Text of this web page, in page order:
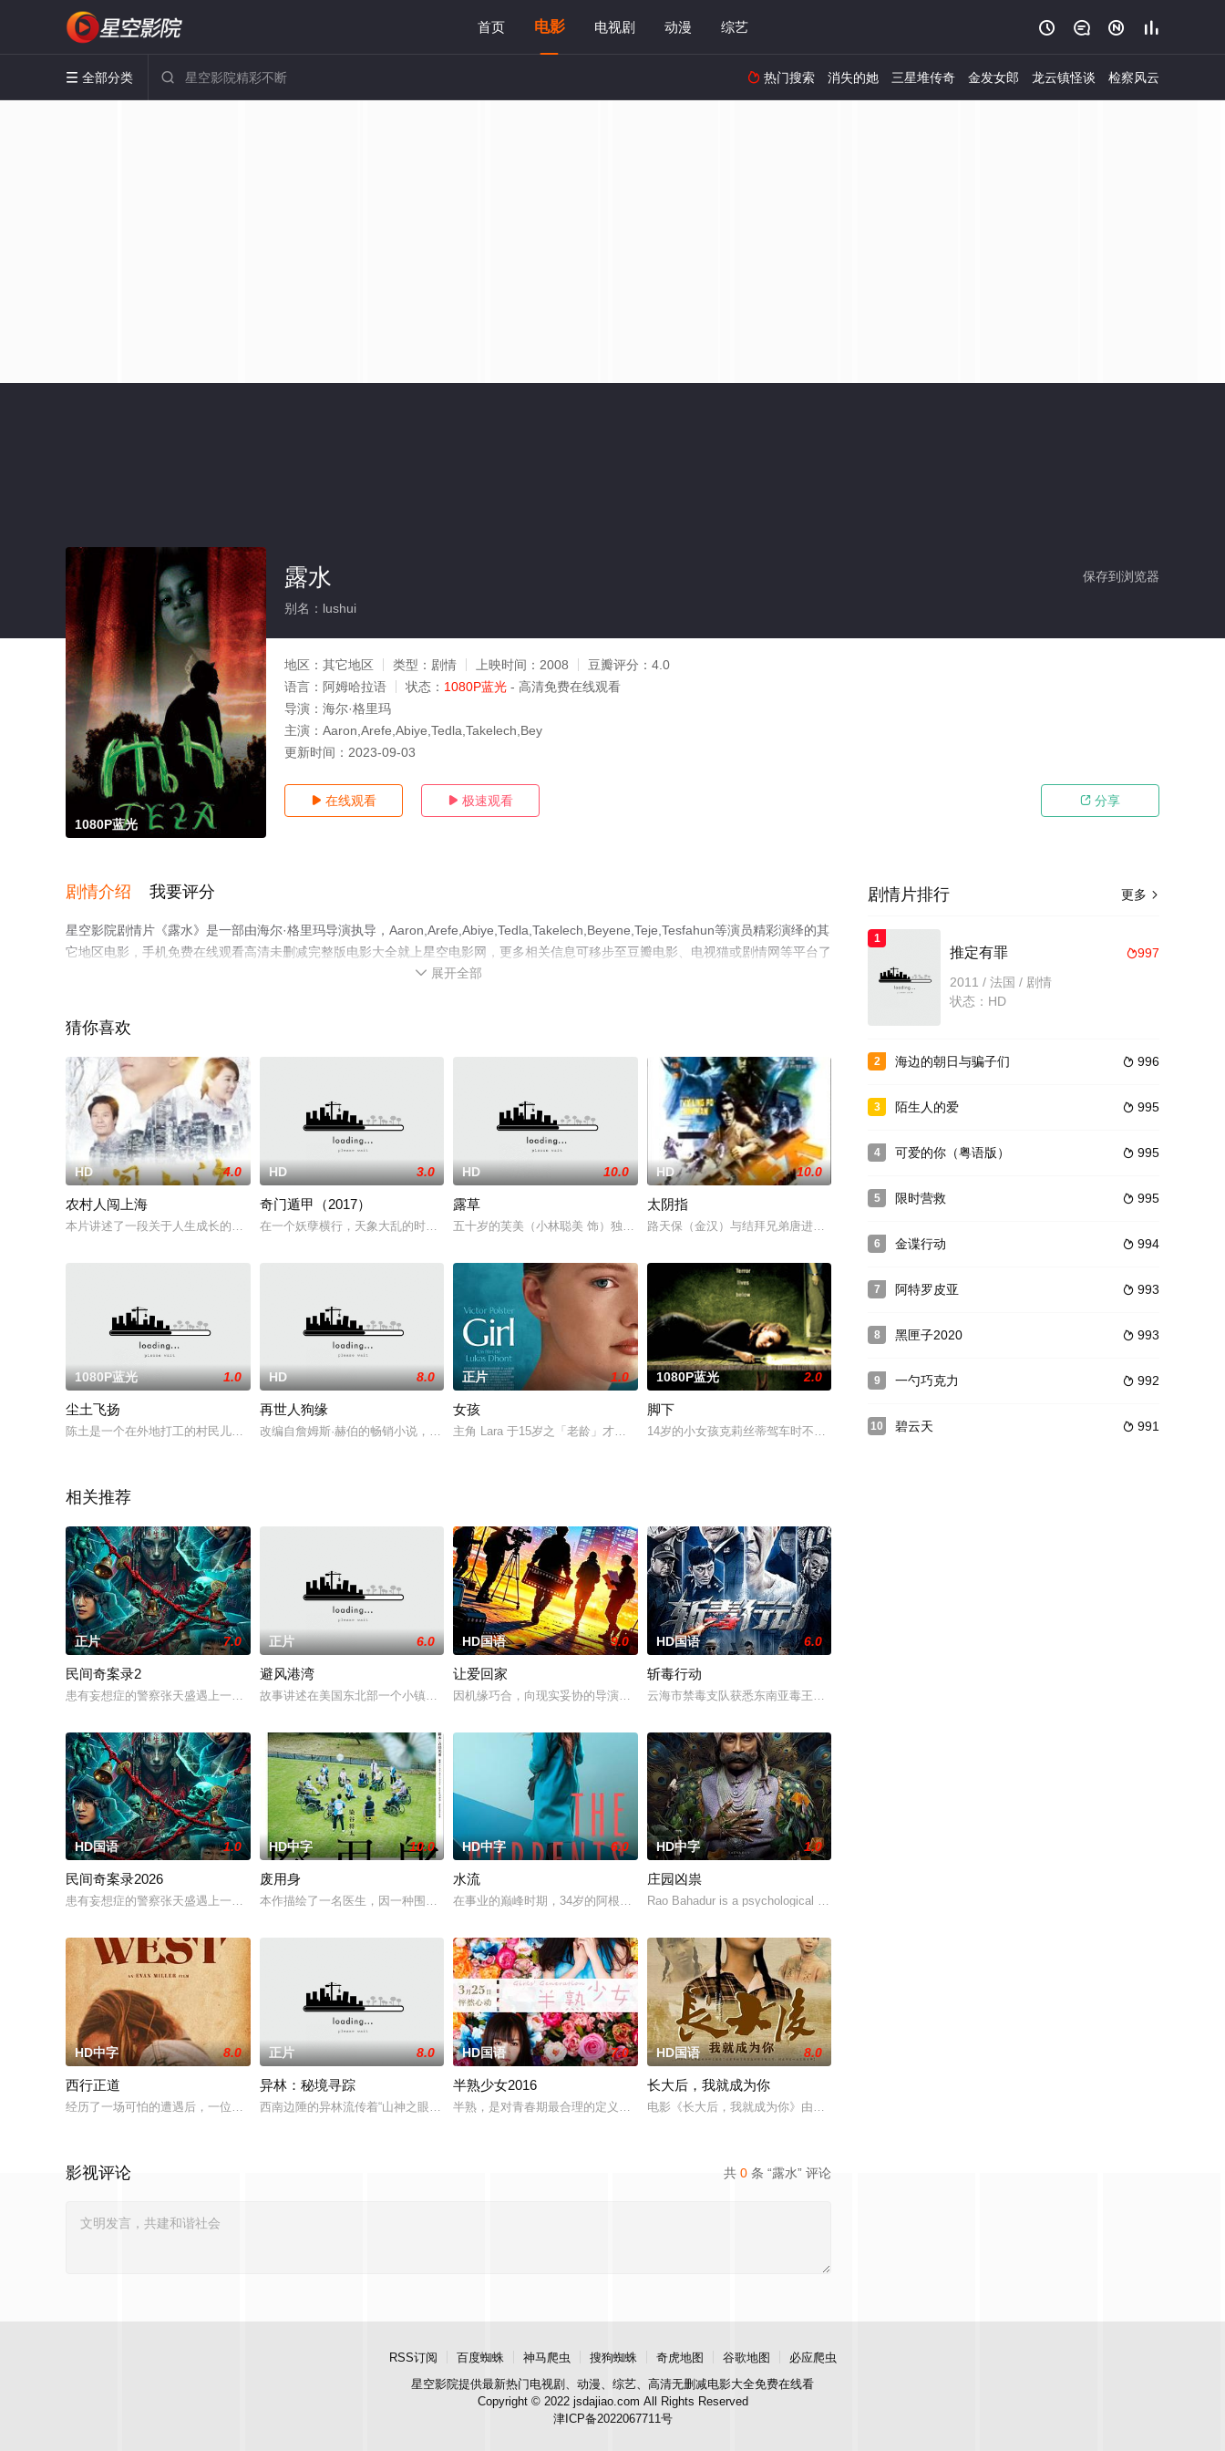
首页 电影 电视剧 动漫 综艺    
 全部分类   热门搜索 消失的她 三星堆传奇 金发女郎 龙云镇怪谈 检察风云
1080P蓝光
保存到浏览器
露水
别名：lushui
地区： 其它地区 类型： 剧情 上映时间： 2008 豆瓣评分： 4.0
语言： 阿姆哈拉语 状态： 1080P蓝光 - 高清免费在线观看
导演： 海尔·格里玛
主演： Aaron,Arefe,Abiye,Tedla,Takelech,Bey
更新时间： 2023-09-03
 在线观看  极速观看  分享
剧情介绍 我要评分
星空影院剧情片《露水》是一部由海尔·格里玛导演执导，Aaron,Arefe,Abiye,Tedla,Takelech,Beyene,Teje,Tesfahun等演员精彩演绎的其
它地区电影，手机免费在线观看高清未删减完整版电影大全就上星空电影网，更多相关信息可移步至豆瓣电影、电视猫或剧情网等平台了
 展开全部
猜你喜欢
HD 4.0
农村人闯上海
本片讲述了一段关于人生成长的创业故事，主人公小强出生在偏僻的农村，幼年时母亲不幸遭遇车祸离世，一家人生活十分艰辛，但是幸得奶
HD 3.0
奇门遁甲（2017）
在一个妖孽横行，天象大乱的时代，外星妖物侵袭而来。此时江湖上精通“奇门遁甲”之术的神秘组织“雾隐门”挺身而出，其首领老大、弟
HD 10.0
露草
五十岁的芙美（小林聪美 饰）独自住在滨海小镇，每天过着规律的生活，一早先来个健康操，中午和同事们坐在堤岸吹着海风共进午餐，下
HD 10.0
太阴指
路天保（金汉）与结拜兄弟唐进雄（洪性中）、朱剑（陈凤镇）退出江湖后，一日巧遇四抬棺行尸人，搏斗间
1080P蓝光 1.0
尘土飞扬
陈土是一个在外地打工的村民儿子在村内割腕自杀未遂，却因此让陈土发现了自己和儿子血型不匹配，懦弱的陈土不知所措。自我斗争后的陈
HD 8.0
再世人狗缘
改编自詹姆斯·赫伯的畅销小说，描写马修·莫迪恩饰演的住家男人在一次神秘的车祸意外中不明不白地被杀，乃化身在一支小名为弗卢克的
正片 1.0
女孩
主角 Lara 于15岁之「老龄」才加入芭蕾舞班。由于较其他女孩迟起步，她每日下尽苦功，甚至练到脚尖破皮流血亦不肯歇息。La
1080P蓝光 2.0
脚下
14岁的小女孩克莉丝蒂驾车时不慎造成一场严重的车祸，她的精神受到严重刺激，而坐在旁边的姐姐维妮莎也
相关推荐
正片 7.0
民间奇案录2
患有妄想症的警察张天盛遇上一起离奇的神像杀人事件，勘案过程中，牵引出“婴胎报仇”，“娘娘索命”等一连串妖异事件，张天盛虽被种
正片 6.0
避风港湾
故事讲述在美国东北部一个小镇的农场，一个怀抱音乐理想的男孩，在追求爱情与理想的道路上历经的艰辛。男主人公曾被迫接受性向矫正治
HD国语 9.0
让爱回家
因机缘巧合，向现实妥协的导演朱达仁萌生拍一部《河南人在北京》电影的念头，在说服主编姚松、老乡韩战、二房东杨小强加入后，一路曲
HD国语 6.0
斩毒行动
云海市禁毒支队获悉东南亚毒王廖爷将携600余公斤毒品来云交易，火速成立“斩毒行动”专案组，借调警员安迪
HD国语 1.0
民间奇案录2026
患有妄想症的警察张天盛遇上一起离奇的神像杀人事件，勘案过程中，牵引出“婴胎报仇”，“娘娘索命”等一连串妖异事件，张天盛虽被种
HD中字 10.0
废用身
本作描绘了一名医生，因一种围绕“废用身”——因瘫痪等原因已无恢复可能的四肢——的治疗方法，而一步步踏入在追求理想的理性与疯狂
HD中字 6.0
水流
在事业的巅峰时期，34岁的阿根廷造型师丽娜在瑞士的一场颁奖典礼后，被一种突如其来的冲动驱使。回到布宜诺斯艾利斯后，她什么也没
HD中字 1.0
庄园凶祟
Rao Bahadur is a psychological drama set against the backdrop
HD中字 8.0
西行正道
经历了一场可怕的遭遇后，一位小镇女子向疏远的哥哥借了钱，独自一人踏上穿越西德克萨斯州的旅程，寻求紧急医疗救助。一路上，她既遭
正片 8.0
异林：秘境寻踪
西南边陲的异林流传着“山神之眼”的恐怖传说，生物系学生苏瑶与同学进山科考，却因遭遇飓风来袭而失联。救援副队长陈霖奉命带队深入
HD国语 7.0
半熟少女2016
半熟，是对青春期最合理的定义，它是梦开始的地方，没有深思熟虑，只有最单纯的坚定，然而，在这个充满意外的年纪，未来似乎变得很具
HD国语 8.0
长大后，我就成为你
电影《长大后，我就成为你》由中共四川省第十一届党代表、第十二届中华慈善奖最具爱心慈善楷模张彦杰老
共 0 条 “露水” 评论
影视评论
更多 
剧情片排行
1
997
推定有罪
2011 / 法国 / 剧情
状态：HD
2  996
海边的朝日与骗子们
3  995
陌生人的爱
4  995
可爱的你（粤语版）
5  995
限时营救
6  994
金谍行动
7  993
阿特罗皮亚
8  993
黑匣子2020
9  992
一勺巧克力
10  991
碧云天
RSS订阅 百度蜘蛛 神马爬虫 搜狗蜘蛛 奇虎地图 谷歌地图
必应爬虫
星空影院提供最新热门电视剧、动漫、综艺、高清无删减电影大全免费在线看
Copyright © 2022 jsdajiao.com All Rights Reserved
津ICP备2022067711号